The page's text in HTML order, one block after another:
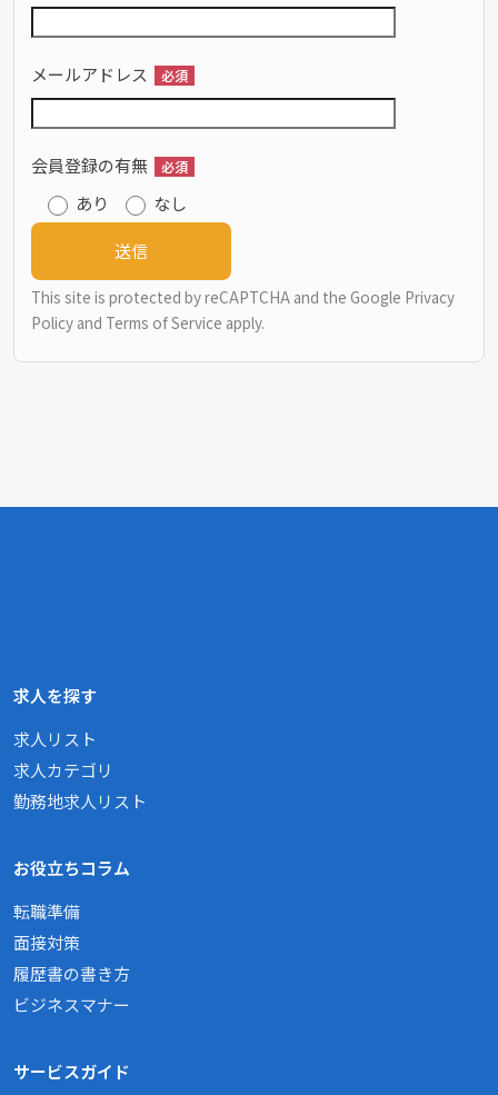
メールアドレス 必須
会員登録の有無 必須
あり なし
This site is protected by reCAPTCHA and the Google Privacy
Policy and Terms of Service apply.
求人を探す
求人リスト
求人カテゴリ
勤務地求人リスト
お役立ちコラム
転職準備
面接対策
履歴書の書き方
ビジネスマナー
サービスガイド